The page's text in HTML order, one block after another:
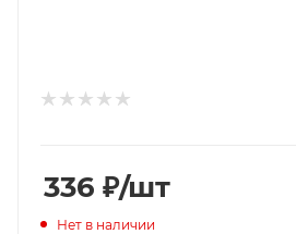
336 ₽/шт
Нет в наличии